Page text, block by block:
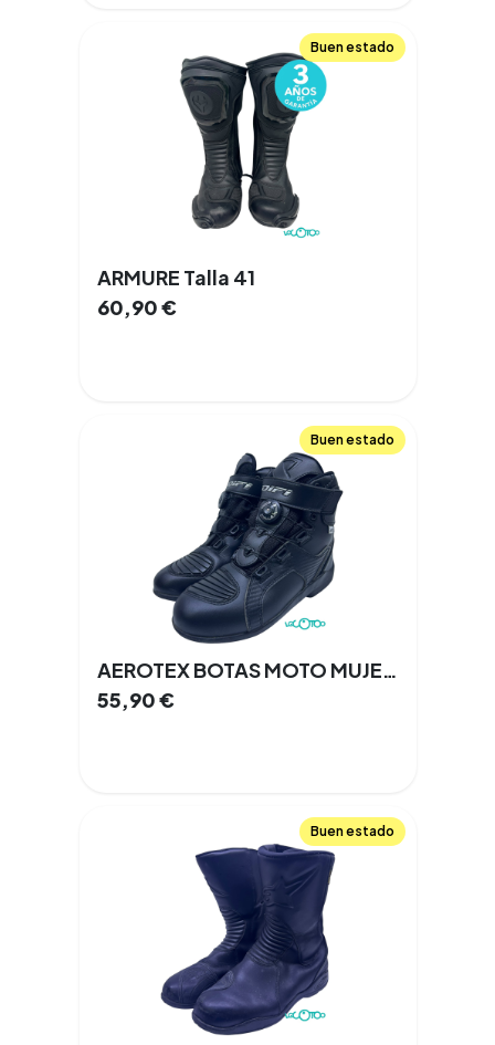
Buen estado
ARMURE Talla 41
60,90€
Buen estado
AEROTEX BOTAS MOTO MUJER Talla 40
55,90€
Buen estado